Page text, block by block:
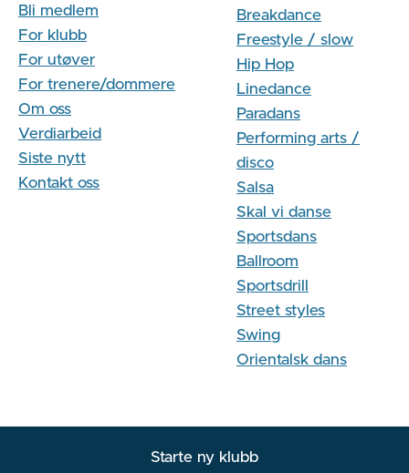
Bli medlem
For klubb
For utøver
For trenere/dommere
Om oss
Verdiarbeid
Siste nytt
Kontakt oss
Breakdance
Freestyle / slow
Hip Hop
Linedance
Paradans
Performing arts /
disco
Salsa
Skal vi danse
Sportsdans
Ballroom
Sportsdrill
Street styles
Swing
Orientalsk dans
Starte ny klubb